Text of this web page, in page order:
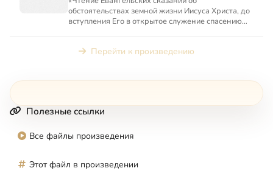
обстоятельствах земной жизни Иисуса Христа, до
вступления Его в открытое служение спасению
Перейти к произведению
Полезные ссылки
Все файлы произведения
Этот файл в произведении